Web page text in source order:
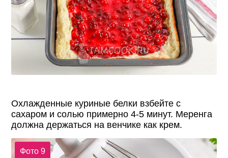
Охлажденные куриные белки взбейте с
сахаром и солью примерно 4-5 минут. Меренга
должна держаться на венчике как крем.
Фото 9